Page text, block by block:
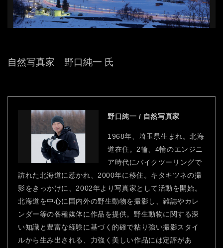
自然写真家 野口純一 氏
野口純一 / 自然写真家
1968年、埼玉県生まれ。北海
道在住。2輪、4輪のエンジニ
ア時代にバイクツーリングで
訪れた北海道に惹かれ、2000年に移住。キタキツネの撮
影をきっかけに、2002年より写真家として活動を開始。
北海道を中心に国内外の野生動物を撮影し、雑誌やカレ
ンダー等の各種媒体に作品を提供。野生動物に関する深
い知識と豊富な経験に基づく的確で粘り強い撮影スタイ
ルから生み出される、力強く美しい作品には定評があ